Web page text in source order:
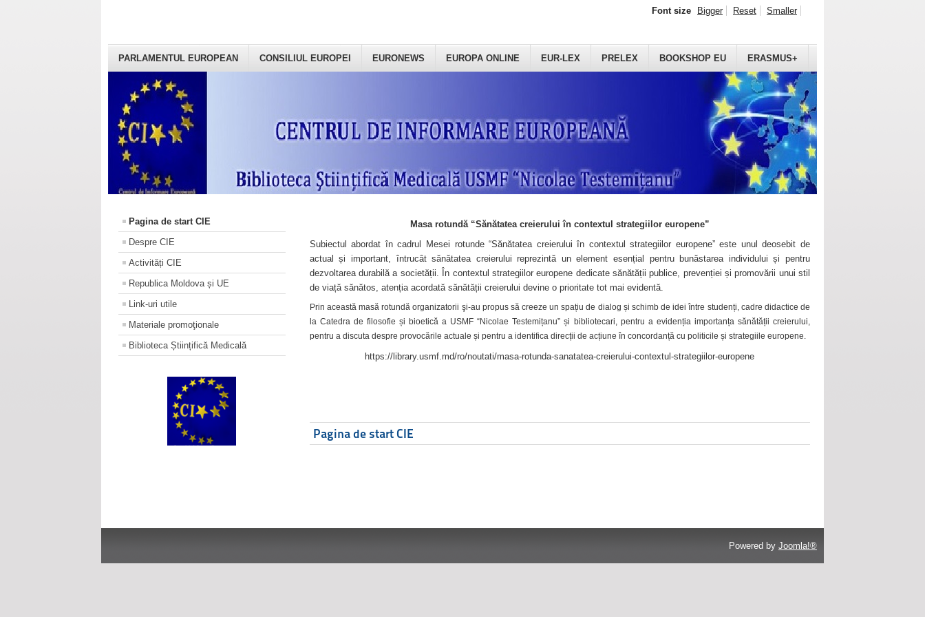
PARLAMENTUL EUROPEAN CONSILIUL EUROPEI EURONEWS EUROPA ONLINE EUR-LEX PRELEX BOOKSHOP EU ERASMUS+
Font size Bigger Reset Smaller
Pagina de start CIE
Despre CIE
Activități CIE
Republica Moldova și UE
Link-uri utile
Materiale promoţionale
Biblioteca Științifică Medicală
Masa rotundă “Sănătatea creierului în contextul strategiilor europene”
Subiectul abordat în cadrul Mesei rotunde “Sănătatea creierului în contextul strategiilor europene” este unul deosebit de
actual și important, întrucât sănătatea creierului reprezintă un element esențial pentru bunăstarea individului și pentru
dezvoltarea durabilă a societății. În contextul strategiilor europene dedicate sănătății publice, prevenției și promovării unui stil
de viață sănătos, atenția acordată sănătății creierului devine o prioritate tot mai evidentă.
Prin această masă rotundă organizatorii şi-au propus să creeze un spațiu de dialog și schimb de idei între studenți, cadre didactice de
la Catedra de filosofie și bioetică a USMF “Nicolae Testemițanu” și bibliotecari, pentru a evidenția importanța sănătății creierului,
pentru a discuta despre provocările actuale și pentru a identifica direcții de acțiune în concordanță cu politicile și strategiile europene.
https://library.usmf.md/ro/noutati/masa-rotunda-sanatatea-creierului-contextul-strategiilor-europene
Pagina de start CIE
Powered by Joomla!®